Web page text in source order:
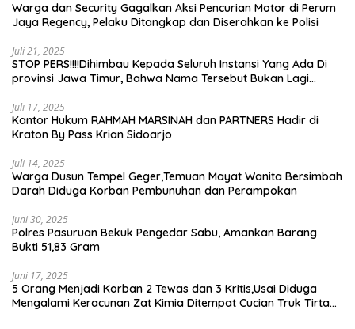
Warga dan Security Gagalkan Aksi Pencurian Motor di Perum
Jaya Regency, Pelaku Ditangkap dan Diserahkan ke Polisi
Juli 21, 2025
STOP PERS!!!!Dihimbau Kepada Seluruh Instansi Yang Ada Di
provinsi Jawa Timur, Bahwa Nama Tersebut Bukan Lagi
Juli 17, 2025
Kantor Hukum RAHMAH MARSINAH dan PARTNERS Hadir di
Kraton By Pass Krian Sidoarjo
Juli 14, 2025
Warga Dusun Tempel Geger,Temuan Mayat Wanita Bersimbah
Darah Diduga Korban Pembunuhan dan Perampokan
Juni 30, 2025
Polres Pasuruan Bekuk Pengedar Sabu, Amankan Barang
Bukti 51,83 Gram
Juni 17, 2025
5 Orang Menjadi Korban 2 Tewas dan 3 Kritis,Usai Diduga
Mengalami Keracunan Zat Kimia Ditempat Cucian Truk Tirta